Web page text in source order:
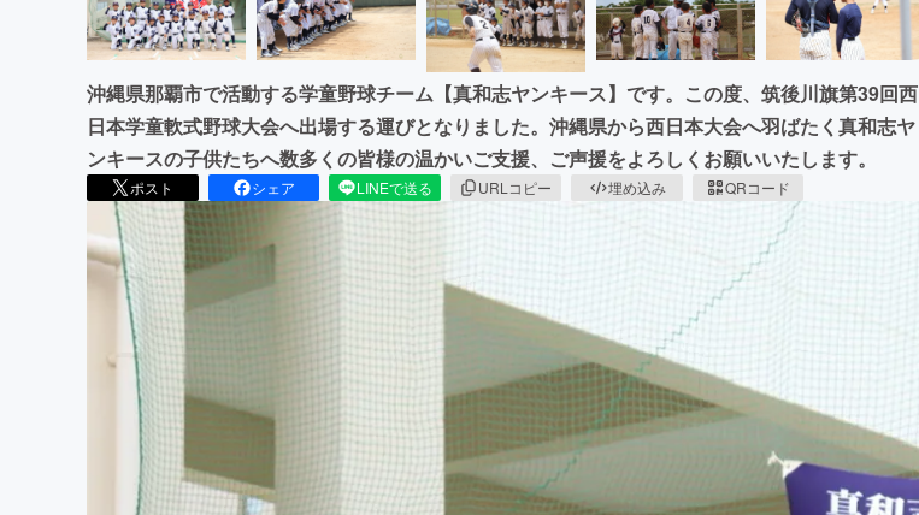
沖縄県那覇市で活動する学童野球チーム【真和志ヤンキース】です。この度、筑後川旗第39回西
日本学童軟式野球大会へ出場する運びとなりました。沖縄県から西日本大会へ羽ばたく真和志ヤ
ンキースの子供たちへ数多くの皆様の温かいご支援、ご声援をよろしくお願いいたします。
ポスト シェア LINEで送る URLコピー 埋め込み QRコード